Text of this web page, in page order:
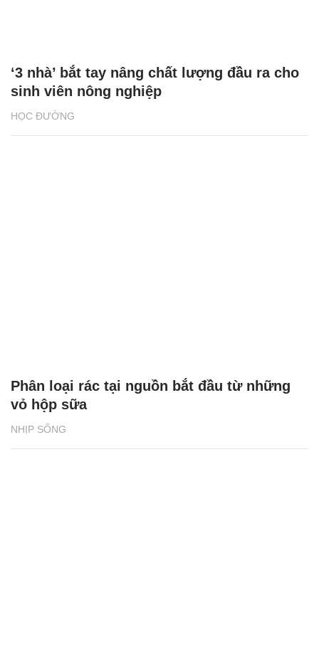
HỌC ĐƯỜNG
‘3 nhà’ bắt tay nâng chất lượng đầu ra cho
sinh viên nông nghiệp
NHỊP SỐNG
Phân loại rác tại nguồn bắt đầu từ những
vỏ hộp sữa